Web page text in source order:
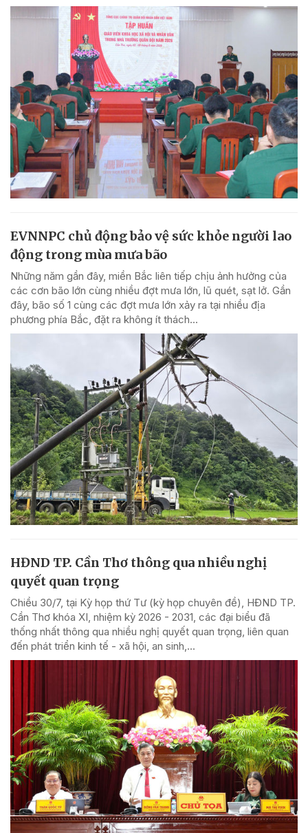
EVNNPC chủ động bảo vệ sức khỏe người lao
động trong mùa mưa bão
Những năm gần đây, miền Bắc liên tiếp chịu ảnh hưởng của
các cơn bão lớn cùng nhiều đợt mưa lớn, lũ quét, sạt lở. Gần
đây, bão số 1 cùng các đợt mưa lớn xảy ra tại nhiều địa
phương phía Bắc, đặt ra không ít thách...
HĐND TP. Cần Thơ thông qua nhiều nghị
quyết quan trọng
Chiều 30/7, tại Kỳ họp thứ Tư (kỳ họp chuyên đề), HĐND TP.
Cần Thơ khóa XI, nhiệm kỳ 2026 - 2031, các đại biểu đã
thống nhất thông qua nhiều nghị quyết quan trọng, liên quan
đến phát triển kinh tế - xã hội, an sinh,...